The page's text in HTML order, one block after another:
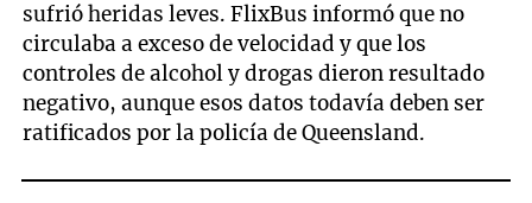
sufrió heridas leves. FlixBus informó que no
circulaba a exceso de velocidad y que los
controles de alcohol y drogas dieron resultado
negativo, aunque esos datos todavía deben ser
ratificados por la policía de Queensland.